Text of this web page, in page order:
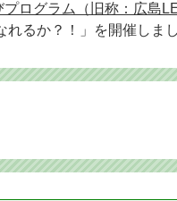
ログラム（旧称：広島
るか？！」を開催しまし